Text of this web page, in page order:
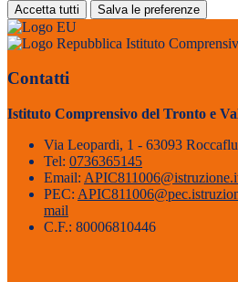
Accetta tutti Salva le preferenze
Istituto
Contatti
Istituto Comprensivo del Tronto e
Via Leopardi, 1 - 63093
Tel: 0736365145
Email:
PEC:
mail
C.F.: 80006810446